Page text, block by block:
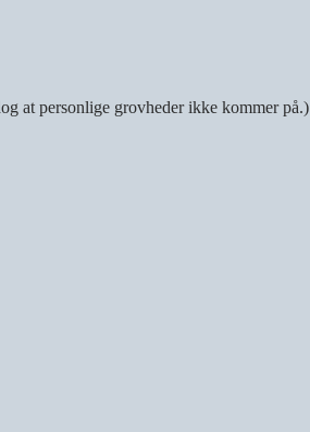
at personlige grovheder ikke kommer på.)